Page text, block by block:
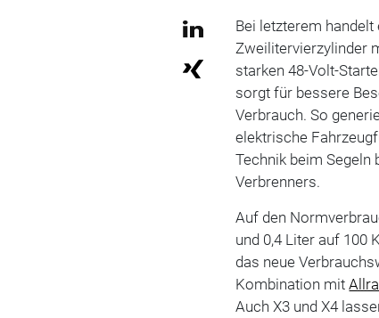
Bei letzterem
Zweilitervierzylinder
starken 48-Volt-
sorgt für bessere
Verbrauch. So
elektrische
Technik beim
Verbrenners.
Auf den
und 0,4 Liter auf 100
das neue
Kombination mit
Auch X3 und X4